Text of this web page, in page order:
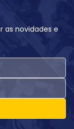
as novidades e